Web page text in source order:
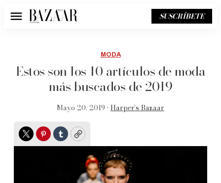
Menú SUSCRÍBETE
MODA
Estos son los 10 artículos de moda
más buscados de 2019
Mayo 20, 2019 • Harper’s Bazaar
TwitterPinterest
TumblrCopy